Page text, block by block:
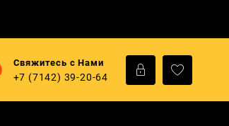
Свяжитесь с Нами
+7 (7142) 39-20-64